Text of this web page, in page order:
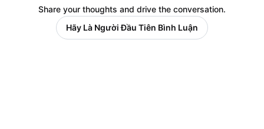
Share your thoughts and drive the conversation.
Hãy Là Người Đầu Tiên Bình Luận